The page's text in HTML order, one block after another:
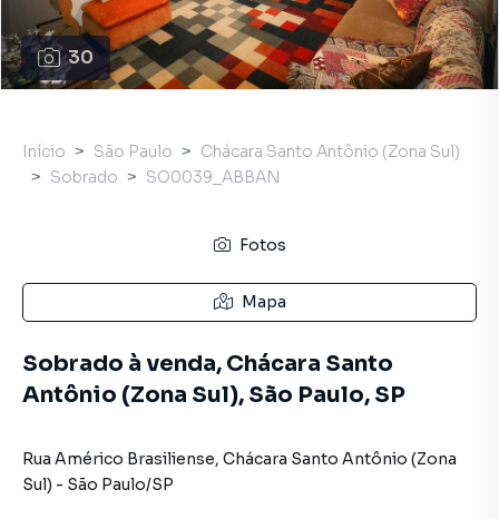
30
Início São Paulo
Chácara Santo Antônio (Zona Sul)
Sobrado
SO0039_ABBAN
Fotos
Mapa
Sobrado à venda, Chácara Santo
Antônio (Zona Sul), São Paulo, SP
Rua Américo Brasiliense, Chácara Santo Antônio (Zona
Sul) - São Paulo/SP